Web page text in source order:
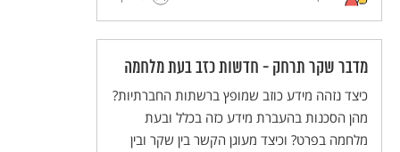
במה הוא מוּעָד ומה אנחנו (האדם) יכולים לעשות
מדבר שקר תרחק - חדשות כזב בעת מלחמה
כיצד נזהה מידע כוזב שמופץ ברשתות החברתיות?
מהן הסכנות בהעברת מידע כזה בכלל ובעת
מלחמה בפרט? וכיצד מעוגן הקשר בין שקר ובין